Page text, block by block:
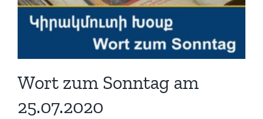
Wort zum Sonntag am
25.07.2020